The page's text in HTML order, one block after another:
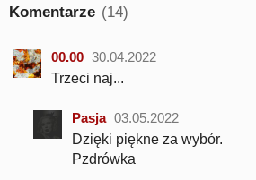
Komentarze (14)
00.00 30.04.2022
Trzeci naj...
Pasja 03.05.2022
Dzięki piękne za wybór.
Pzdrówka